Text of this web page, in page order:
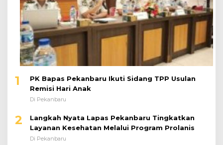
PK Bapas Pekanbaru Ikuti Sidang TPP Usulan
Remisi Hari Anak
Di Pekanbaru
Layanan Kesehatan Melalui Program Prolanis
Di Pekanbaru